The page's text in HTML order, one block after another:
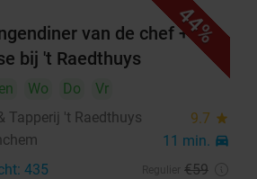
44%
van de chef +
bij 't Raedthuys
Wo Do
Vr
Tapperij 't Raedthuys
9.7 star
11 min. directions_car
435 €59